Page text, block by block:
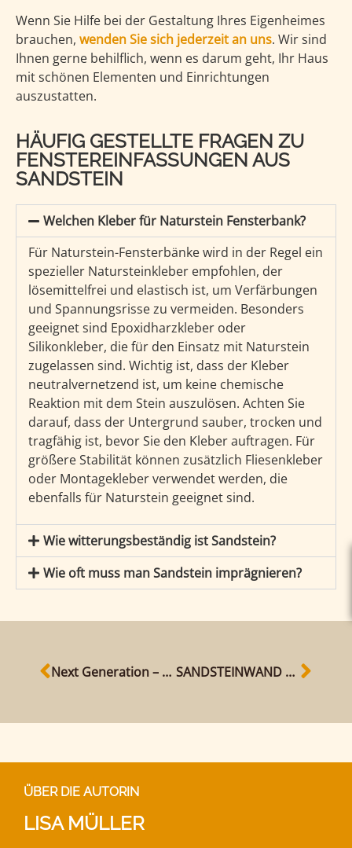
Wenn Sie Hilfe bei der Gestaltung Ihres Eigenheimes
brauchen, wenden Sie sich jederzeit an uns. Wir sind
Ihnen gerne behilflich, wenn es darum geht, Ihr Haus
mit schönen Elementen und Einrichtungen
auszustatten.
HÄUFIG GESTELLTE FRAGEN ZU
FENSTEREINFASSUNGEN AUS
SANDSTEIN
Welchen Kleber für Naturstein Fensterbank?
Für Naturstein-Fensterbänke wird in der Regel ein
spezieller Natursteinkleber empfohlen, der
lösemittelfrei und elastisch ist, um Verfärbungen
und Spannungsrisse zu vermeiden. Besonders
geeignet sind Epoxidharzkleber oder
Silikonkleber, die für den Einsatz mit Naturstein
zugelassen sind. Wichtig ist, dass der Kleber
neutralvernetzend ist, um keine chemische
Reaktion mit dem Stein auszulösen. Achten Sie
darauf, dass der Untergrund sauber, trocken und
tragfähig ist, bevor Sie den Kleber auftragen. Für
größere Stabilität können zusätzlich Fliesenkleber
oder Montagekleber verwendet werden, die
ebenfalls für Naturstein geeignet sind.
Wie witterungsbeständig ist Sandstein?
Wie oft muss man Sandstein imprägnieren?
Next Generation – unsere neuen Sandsteinwerker SANDSTEINWAND ALS AKZENT IM EIGENEN HAUS
ÜBER DIE AUTORIN
LISA MÜLLER